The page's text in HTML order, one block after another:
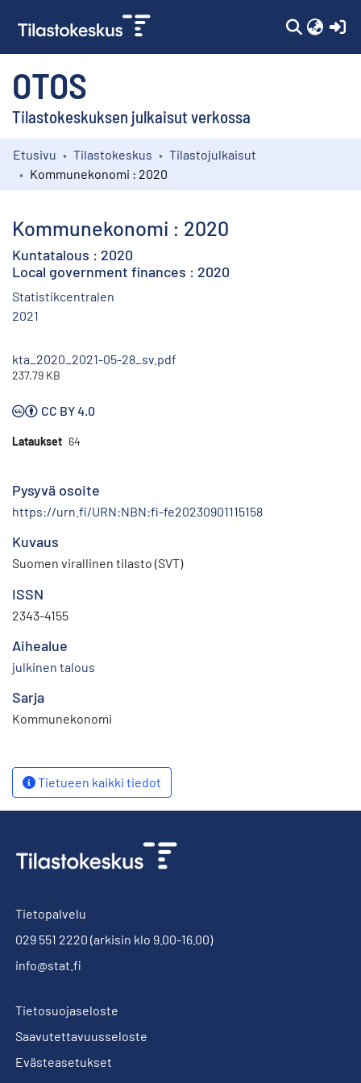
OTOS
Tilastokeskuksen julkaisut verkossa
Kokoelmat
Etusivu Tilastokeskus
Tilastojulkaisut
Kommunekonomi : 2020
Kommunekonomi : 2020
Kuntatalous : 2020
Local government finances : 2020
Statistikcentralen
2021
kta_2020_2021-05-28_sv.pdf
237.79 KB
CC BY 4.0
Lataukset 64
Pysyvä osoite
https://urn.fi/URN:NBN:fi-fe20230901115158
Kuvaus
Suomen virallinen tilasto (SVT)
ISSN
2343-4155
Aihealue
julkinen talous
Sarja
Kommunekonomi
Tietueen kaikki tiedot
Tietopalvelu
029 551 2220 (arkisin klo 9.00-16.00)
info@stat.fi
Tietosuojaseloste
Saavutettavuusseloste
Evästeasetukset